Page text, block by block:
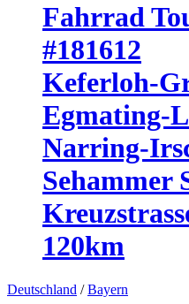
Fahrrad
#181612
Keferloh-
Egmating-
Narring-
Sehammer
120km
Deutschland /Bayern